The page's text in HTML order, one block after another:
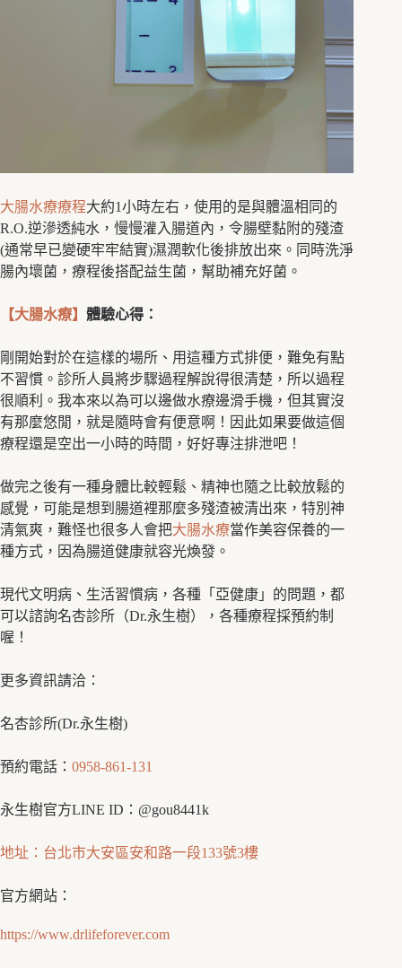
大腸水療療程大約1小時左右，使用的是與體溫相同的
R.O.逆滲透純水，慢慢灌入腸道內，令腸壁黏附的殘渣
(通常早已變硬牢牢結實)濕潤軟化後排放出來。同時洗淨
腸內壞菌，療程後搭配益生菌，幫助補充好菌。
【大腸水療】 體驗心得：
剛開始對於在這樣的場所、用這種方式排便，難免有點
不習慣。診所人員將步驟過程解說得很清楚，所以過程
很順利。我本來以為可以邊做水療邊滑手機，但其實沒
有那麼悠閒，就是隨時會有便意啊！因此如果要做這個
療程還是空出一小時的時間，好好專注排泄吧！
做完之後有一種身體比較輕鬆、精神也隨之比較放鬆的
感覺，可能是想到腸道裡那麼多殘渣被清出來，特別神
清氣爽，難怪也很多人會把大腸水療當作美容保養的一
種方式，因為腸道健康就容光煥發。
現代文明病、生活習慣病，各種「亞健康」的問題，都
可以諮詢名杏診所（Dr.永生樹），各種療程採預約制
喔！
更多資訊請洽：
名杏診所(Dr.永生樹)
預約電話： 0958-861-131
永生樹官方LINE ID：@gou8441k
地址：台北市大安區安和路一段133號3樓
官方網站：
https://www.drlifeforever.com